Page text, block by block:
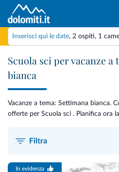
Inserisci qui le date, 2 ospiti, 1
Scuola sci per vacanze a
bianca
Vacanze a tema: Settimana bianca.
offerte per Scuola sci . Pianifica ora
Filtra
In evidenza